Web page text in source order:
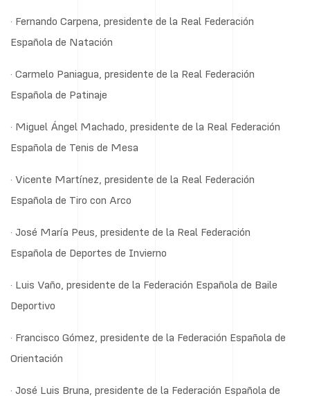
· Fernando Carpena, presidente de la Real Federación
Española de Natación
· Carmelo Paniagua, presidente de la Real Federación
Española de Patinaje
· Miguel Ángel Machado, presidente de la Real Federación
Española de Tenis de Mesa
· Vicente Martínez, presidente de la Real Federación
Española de Tiro con Arco
· José María Peus, presidente de la Real Federación
Española de Deportes de Invierno
· Luis Vaño, presidente de la Federación Española de Baile
Deportivo
· Francisco Gómez, presidente de la Federación Española de
Orientación
· José Luis Bruna, presidente de la Federación Española de